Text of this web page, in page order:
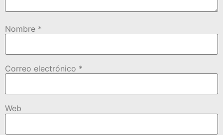
Nombre *
Correo electrónico *
Web